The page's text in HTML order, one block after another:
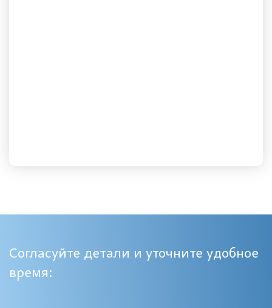
Согласуйте детали и уточните удобное
время: